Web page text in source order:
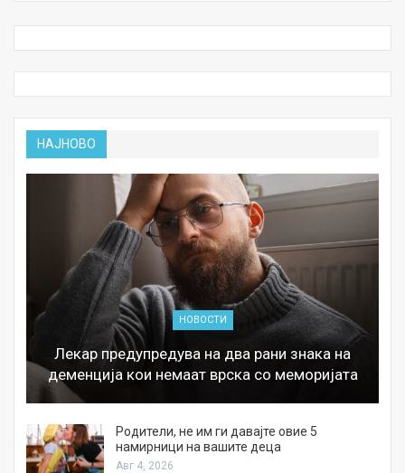
НАЈНОВО
НОВОСТИ
Лекар предупредува на два рани знака на
деменција кои немаат врска со меморијата
Родители, не им ги давајте овие 5
намирници на вашите деца
Авг 4, 2026